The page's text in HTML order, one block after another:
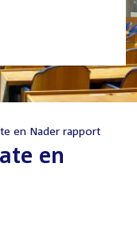
en Nader rapport
en